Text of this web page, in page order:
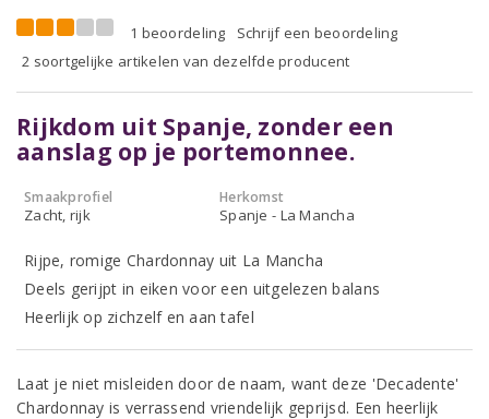
1 beoordeling
Schrijf een beoordeling
2 soortgelijke artikelen van dezelfde producent
Rijkdom uit Spanje, zonder een
aanslag op je portemonnee.
Smaakprofiel
Zacht, rijk
Herkomst
Spanje - La Mancha
Rijpe, romige Chardonnay uit La Mancha
Deels gerijpt in eiken voor een uitgelezen balans
Heerlijk op zichzelf en aan tafel
Laat je niet misleiden door de naam, want deze 'Decadente'
Chardonnay is verrassend vriendelijk geprijsd. Een heerlijk